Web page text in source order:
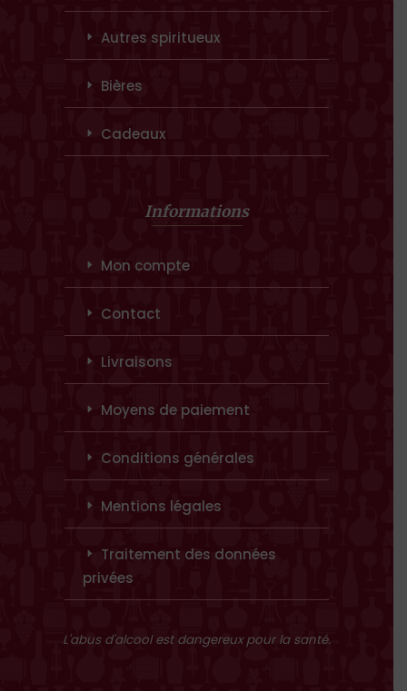
Autres spiritueux
Bières
Cadeaux
Informations
Mon compte
Contact
Livraisons
Moyens de paiement
Conditions générales
Mentions légales
Traitement des données
privées
L'abus d'alcool est dangereux pour la santé.